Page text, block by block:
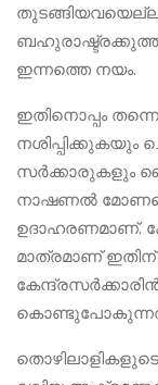
ഇന്നത്തെ നയം.
ഇതിനൊപ്പം
നശിപ്പിക്കുകയും
സർക്കാരുകളും
നാഷണൽ
ഉദാഹരണമാണ്.
മാത്രമാണ്